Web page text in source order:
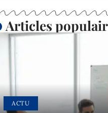
Articles
ACTU